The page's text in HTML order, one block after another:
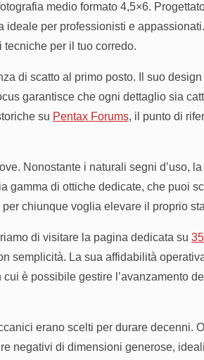
medio formato 4,5×6.
per professionisti e
per il tuo corredo.
di scatto al primo posto. Il suo
garantisce che ogni dettaglio sia
su Pentax Forums, il punto di
Nonostante i naturali segni d’uso,
gamma di ottiche dedicate, che puoi
chiunque voglia elevare il proprio
di visitare la pagina dedicata su
semplicità. La sua affidabilità
è possibile gestire l’avanzamento
erano scelti per durare decenni.
negativi di dimensioni generose,